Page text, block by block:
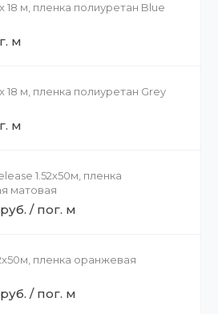
18 м, пленка полиуретан Blue
м
18 м, пленка полиуретан Grey
м
1.52х50м, пленка
матовая
/ пог. м
пленка оранжевая
/ пог. м